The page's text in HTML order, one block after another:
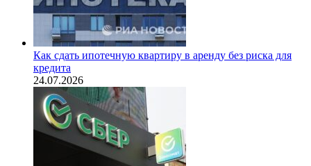
Как сдать ипотечную квартиру в аренду без риска для
кредита
24.07.2026